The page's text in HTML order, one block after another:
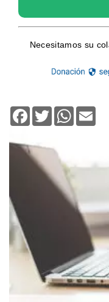
Facebook
TwitterWhatsApp